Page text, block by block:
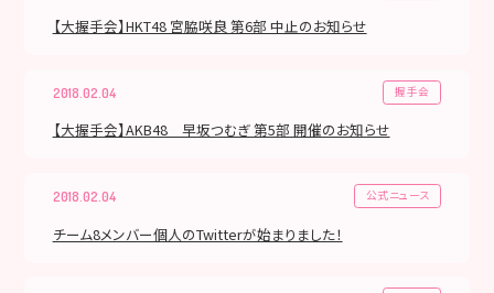
【大握手会】HKT48 宮脇咲良 第6部 中止のお知らせ
2018.02.04 握手会
【大握手会】AKB48 早坂つむぎ 第5部 開催のお知らせ
2018.02.04 公式ニュース
チーム8メンバー個人のTwitterが始まりました！